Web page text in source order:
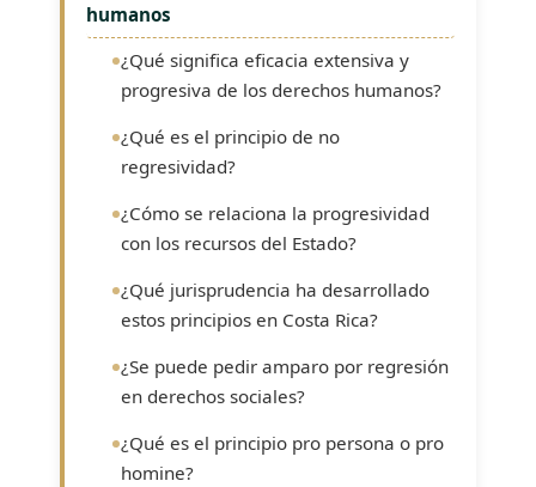
humanos
¿Qué significa eficacia extensiva y
progresiva de los derechos humanos?
¿Qué es el principio de no
regresividad?
¿Cómo se relaciona la progresividad
con los recursos del Estado?
¿Qué jurisprudencia ha desarrollado
estos principios en Costa Rica?
¿Se puede pedir amparo por regresión
en derechos sociales?
¿Qué es el principio pro persona o pro
homine?